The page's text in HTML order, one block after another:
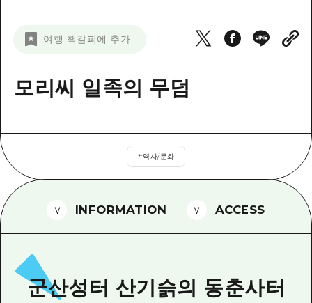
나이트 라이프
기준
역사/문화
자연
미야지마(宮島) 주변
빠른 여행
당일치기
비북(備北)
게이호쿠(芸北)
야마구치(山口)현 동부
시마네(島根)현
보조 트래픽 요약
히로시마 OMOTENASHI 패스
수하물 보관 및 배송 서비스
뉴스
여행 책갈피에 추가
모리씨 일족의 무덤
#역사/문화
INFORMATION ACCESS
군산성터 산기슭의 동춘사터